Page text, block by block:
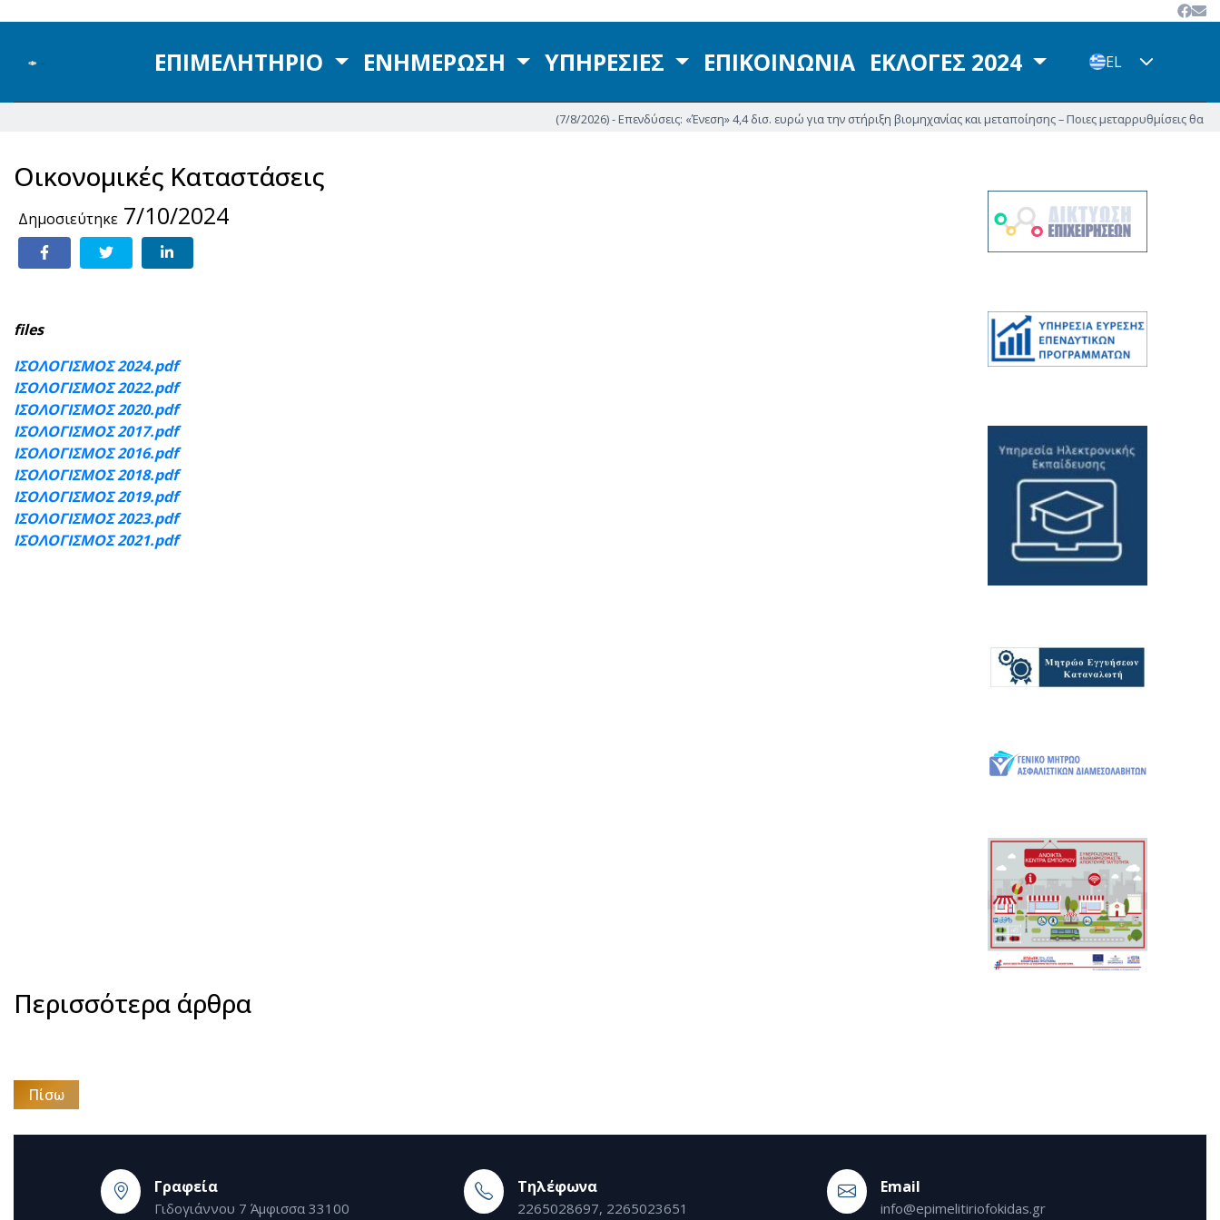
ΕΠΙΜΕΛΗΤΗΡΙΟ ΕΝΗΜΕΡΩΣΗ ΥΠΗΡΕΣΙΕΣ ΕΠΙΚΟΙΝΩΝΙΑ ΕΚΛΟΓΕΣ 2024 EL
(7/8/2026) - Επενδύσεις: «Ένεση» 4,4 δισ. ευρώ για την στήριξη βιομηχανίας και μεταποίησης – Ποιες μεταρρυθμίσεις θα δώσουν
Οικονομικές Καταστάσεις
Δημοσιεύτηκε7/10/2024
files
ΙΣΟΛΟΓΙΣΜΟΣ 2024.pdf
ΙΣΟΛΟΓΙΣΜΟΣ 2022.pdf
ΙΣΟΛΟΓΙΣΜΟΣ 2020.pdf
ΙΣΟΛΟΓΙΣΜΟΣ 2017.pdf
ΙΣΟΛΟΓΙΣΜΟΣ 2016.pdf
ΙΣΟΛΟΓΙΣΜΟΣ 2018.pdf
ΙΣΟΛΟΓΙΣΜΟΣ 2019.pdf
ΙΣΟΛΟΓΙΣΜΟΣ 2023.pdf
ΙΣΟΛΟΓΙΣΜΟΣ 2021.pdf
Περισσότερα άρθρα
Πίσω
Γραφεία
Γιδογιάννου 7 Άμφισσα 33100
Τηλέφωνα
2265028697, 2265023651
Εmail
info@epimelitiriofokidas.gr